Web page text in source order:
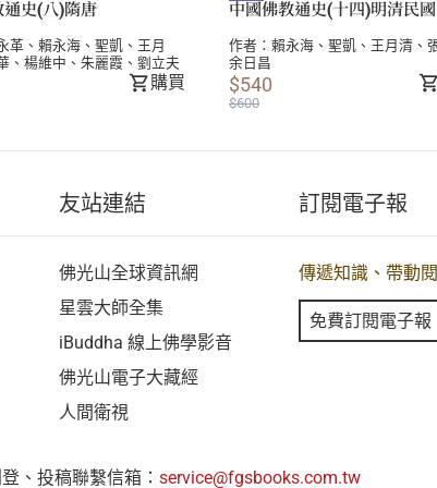
通史(八)隋唐
革 、 賴永海 、 聖凱 、 王月
、 楊維中 、 朱麗霞 、 劉立夫
購買
中國佛教通史(十四)明清民國
作者： 賴永海 、 聖凱 、 王月清 、
余日昌
$540
$600
友站連結
佛光山全球資訊網
星雲大師全集
iBuddha 線上佛學影音
佛光山電子大藏經
人間衛視
訂閱電子報
傳遞知識、帶動
免費訂閱電子報
、投稿聯繫信箱： service@fgsbooks.com.tw